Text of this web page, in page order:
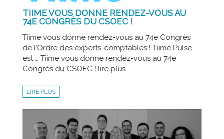
TIIME VOUS DONNE RENDEZ-VOUS AU
74E CONGRÈS DU CSOEC !
Tiime vous donne rendez-vous au 74e Congrès
de l’Ordre des experts-comptables ! Tiime Pulse
est … Tiime vous donne rendez-vous au 74e
Congrès du CSOEC ! lire plus
LIRE PLUS